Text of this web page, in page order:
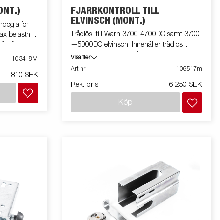
för
belastning
båttrailer.
103418M
810 SEK
FJÄRRKONTROLL TILL
ELVINSCH (MONT.)
Trådlös, till Warn 3700-4700DC samt 3700
—5000DC elvinsch. Innehåller trådlös
sändare, mottagare, hållare och
monteringskit. Kontrollera winchen från upp
Visa fler
Art nr
106517m
Rek. pris 6 250 SEK
Köp